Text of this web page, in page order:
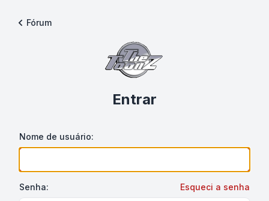
Fórum
Entrar
Nome de usuário:
Senha: Esqueci a senha